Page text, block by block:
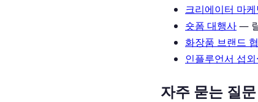
크리에이터 마케
숏폼 대행사—
화장품 브랜드
인플루언서 섭외
자주 묻는 질문